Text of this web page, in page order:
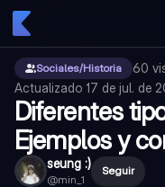
Sociales/Historia 60
Actualizado 17 de jul. de
Diferentes
Ejemplos y
seung :)
@min_1
Seguir